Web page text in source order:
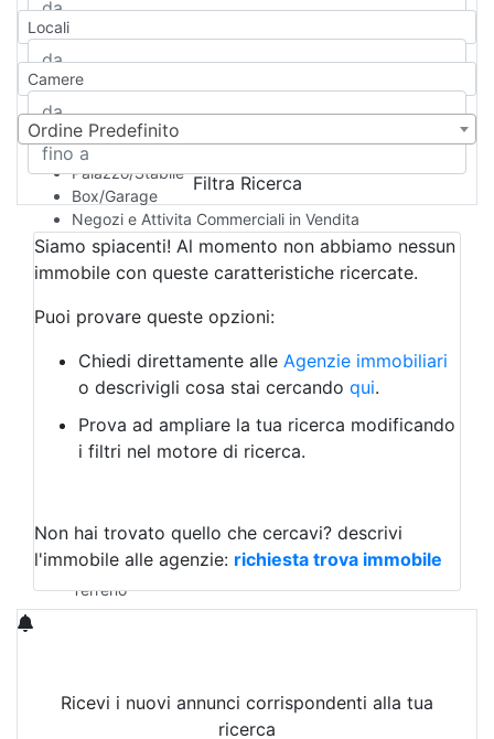
Attico/Mansarda
Rustico/Casale
Camera d'Albergo
Multiproprietà
Palazzo/Stabile
Box/Garage
Negozi e Attivita Commerciali in Vendita
Qualsiasi
Attività/Licenza Commerciale
Azienda Agricola
Bar/Ristorante
Albergo
Laboratorio Artigianale
Negozio/locale commerciale
Agriturismo
Magazzini
Qualsiasi
Terreno edificabile
Terreno
Locali
Camere
Ordine Predefinito
Filtra Ricerca
Siamo spiacenti! Al momento non abbiamo nessun
immobile con queste caratteristiche ricercate.
Puoi provare queste opzioni:
Chiedi direttamente alle Agenzie immobiliari
o descrivigli cosa stai cercando qui.
Prova ad ampliare la tua ricerca modificando
i filtri nel motore di ricerca.
Non hai trovato quello che cercavi? descrivi
l'immobile alle agenzie: richiesta trova immobile
Ricevi i nuovi annunci corrispondenti alla tua
ricerca